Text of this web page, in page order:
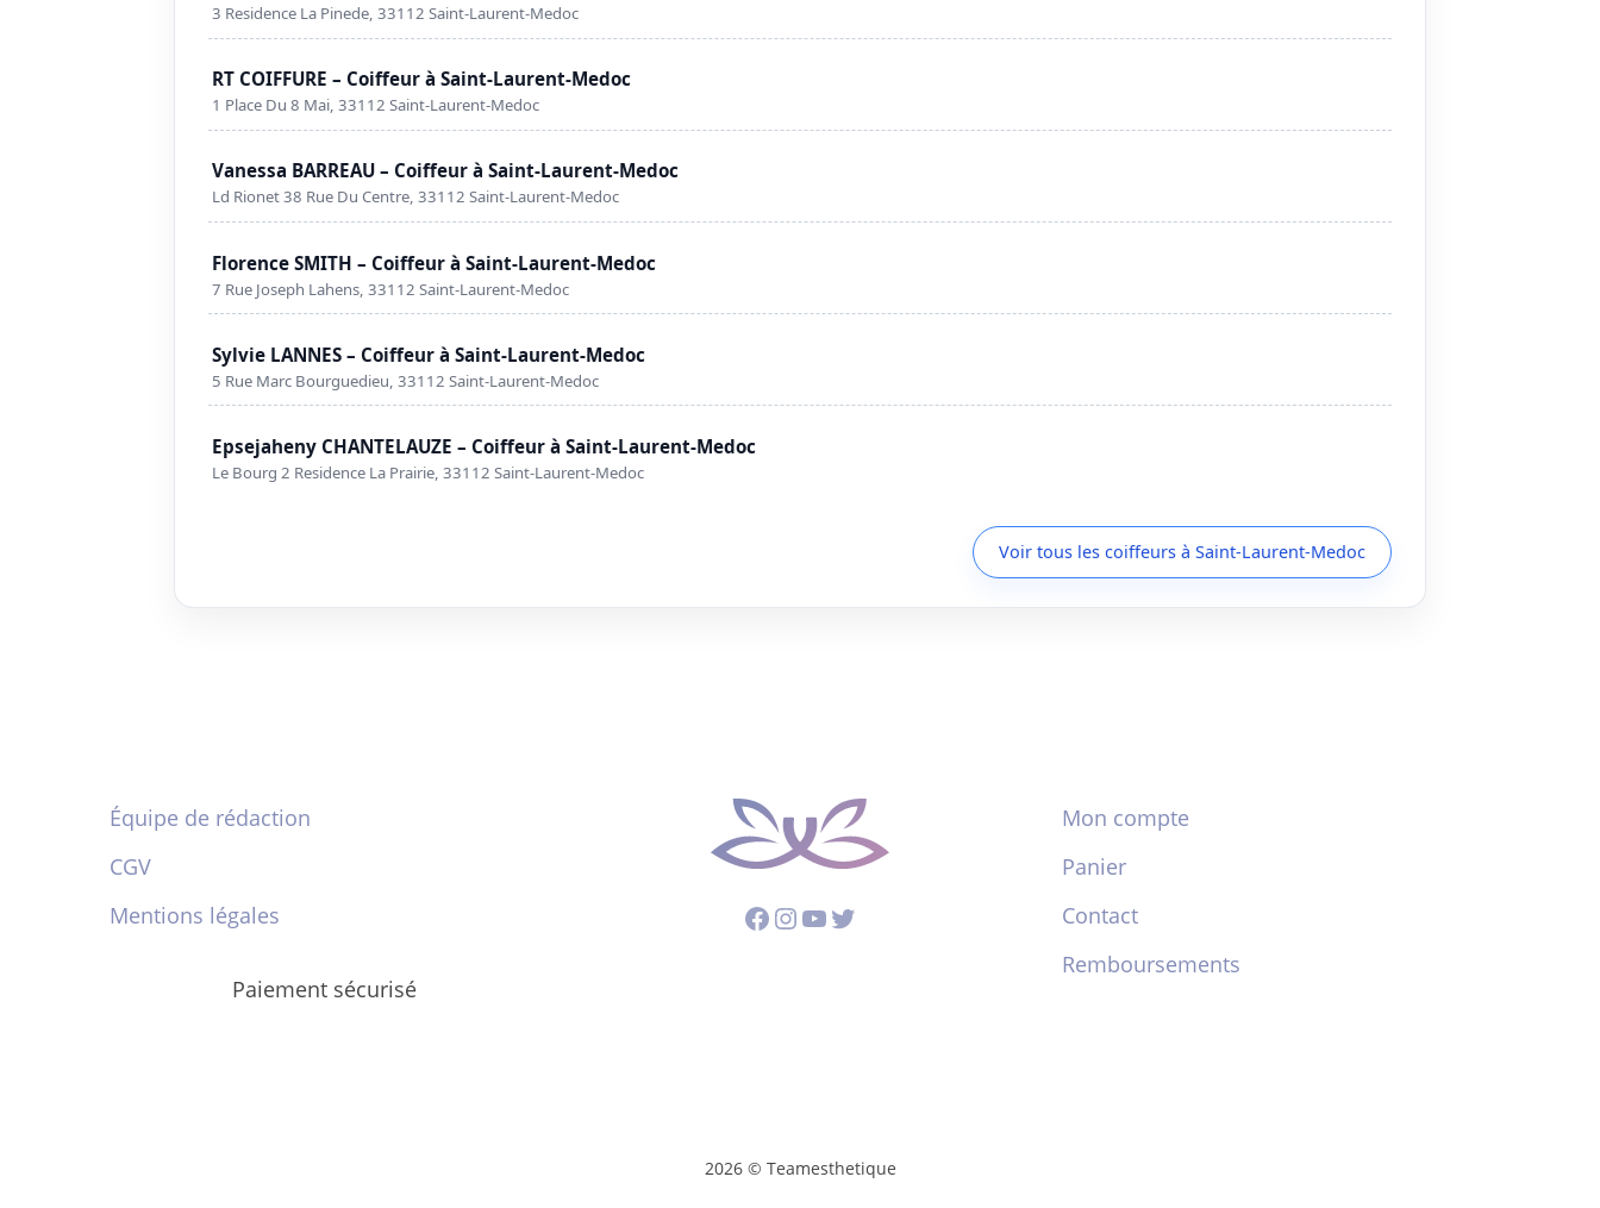
3 Residence La Pinede, 33112 Saint-Laurent-Medoc
RT COIFFURE – Coiffeur à Saint-Laurent-Medoc
1 Place Du 8 Mai, 33112 Saint-Laurent-Medoc
Vanessa BARREAU – Coiffeur à Saint-Laurent-Medoc
Ld Rionet 38 Rue Du Centre, 33112 Saint-Laurent-Medoc
Florence SMITH – Coiffeur à Saint-Laurent-Medoc
7 Rue Joseph Lahens, 33112 Saint-Laurent-Medoc
Sylvie LANNES – Coiffeur à Saint-Laurent-Medoc
5 Rue Marc Bourguedieu, 33112 Saint-Laurent-Medoc
Epsejaheny CHANTELAUZE – Coiffeur à Saint-Laurent-Medoc
Le Bourg 2 Residence La Prairie, 33112 Saint-Laurent-Medoc
Voir tous les coiffeurs à Saint-Laurent-Medoc
Équipe de rédaction
CGV
Mentions légales
Paiement sécurisé
Facebook
Instagram
YouTube
Twitter
Mon compte
Panier
Contact
Remboursements
2026 © Teamesthetique